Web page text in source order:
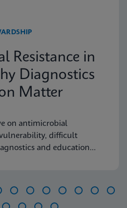
Resistance in
Diagnostics
Matter
on antimicrobial
difficult
and education